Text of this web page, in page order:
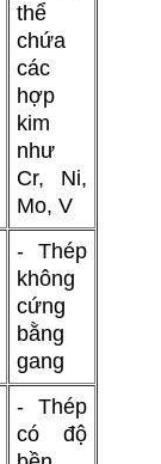
thể
chứa
các
hợp
kim
như
Cr, Ni,
Mo, V
- Thép
không
cứng
bằng
gang
- Thép
có độ